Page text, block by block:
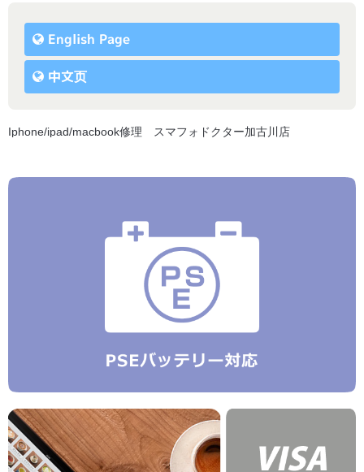
English Page
中文页
Iphone/ipad/macbook修理 スマフォドクター加古川店